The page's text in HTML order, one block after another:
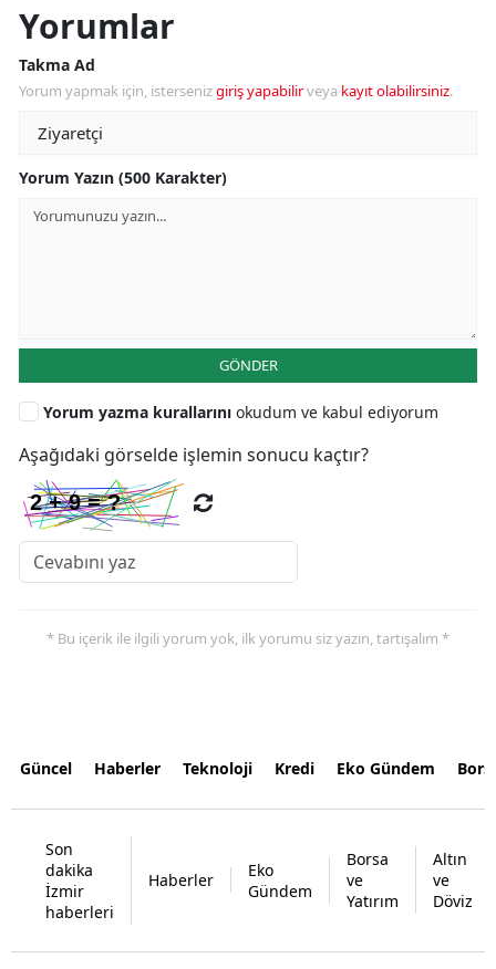
Yorumlar
Takma Ad
Yorum yapmak için, istersenizgiriş yapabilirveya kayıt olabilirsiniz.
Yorum Yazın (500 Karakter)
GÖNDER
Yorum yazma kurallarını okudum ve kabul ediyorum
Aşağıdaki görselde işlemin sonucu kaçtır?
* Bu içerik ile ilgili yorum yok, ilk yorumu siz yazın, tartışalım *
Güncel Haberler Teknoloji Kredi Eko Gündem
Son
dakika
İzmir
haberleri
Haberler
Eko
Gündem
Borsa
ve
Yatırım
Altın
ve
Döviz